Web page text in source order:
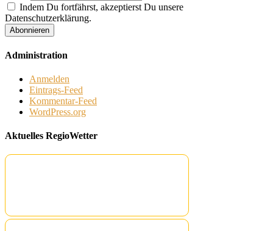
Indem Du fortfährst, akzeptierst Du unsere
Datenschutzerklärung.
Administration
Anmelden
Eintrags-Feed
Kommentar-Feed
WordPress.org
Aktuelles RegioWetter